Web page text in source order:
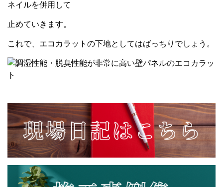
ネイルを併用して
止めていきます。
これで、エコカラットの下地としてはばっちりでしょう。